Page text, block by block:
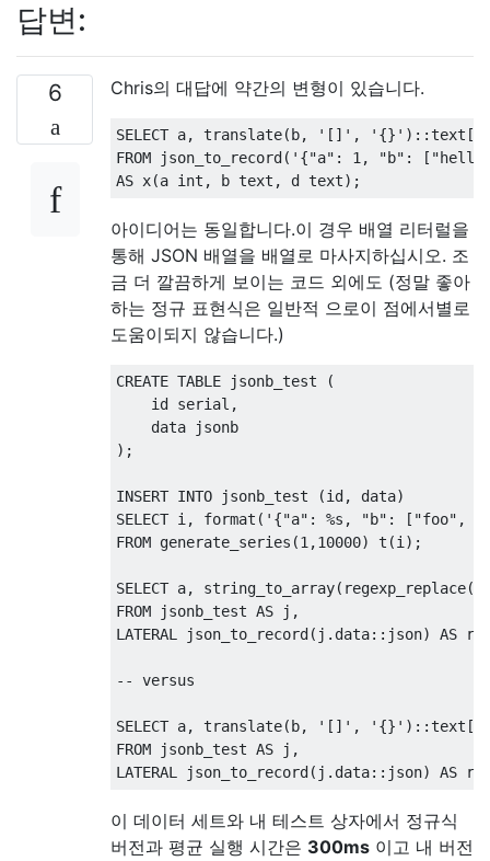
답변:
6 Chris의 대답에 약간의 변형이 있습니다.
SELECT a, translate( b, '[]' , '{}' )::text []
FROM json_to_record ( '{"a": 1, "b":
AS x(a int , b text , d text);
아이디어는 동일합니다.이 경우 배열 리터럴을
통해 JSON 배열을 배열로 마사지하십시오. 조
금 더 깔끔하게 보이는 코드 외에도 (정말 좋아
하는 정규 표현식은 일반적 으로이 점에서별로
도움이되지 않습니다.)
CREATE TABLE jsonb_test
(
    id serial
,
);
INSERT INTO jsonb_test (id , data)
SELECT i , format ( '{"a": %s, "b": ["foo",
FROM generate_series (1 ,10000) t (i );
SELECT a, string_to_array( regexp_replace(
FROM jsonb_test AS j ,
LATERAL json_to_record ( j . data:: json) AS r
-- versus
SELECT a, translate( b, '[]' , '{}' )::text []
FROM jsonb_test AS j ,
LATERAL json_to_record ( j . data:: json) AS r
이 데이터 세트와 내 테스트 상자에서 정규식
버전과 평균 실행 시간은 300ms 이고 내 버전